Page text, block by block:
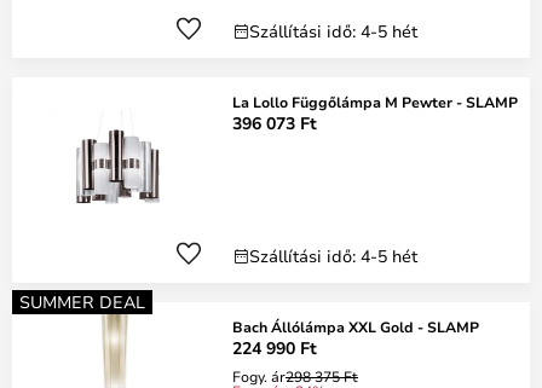
Szállítási idő: 4-5 hét
La Lollo Függőlámpa M Pewter - SLAMP
396 073 Ft
Szállítási idő: 4-5 hét
SUMMER DEAL
Bach Állólámpa XXL Gold - SLAMP
224 990 Ft
Fogy. ár298 375 Ft